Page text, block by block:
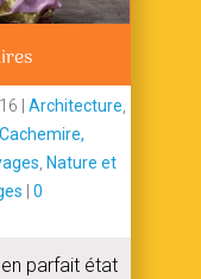
Architecture
Nature et
0
parfait état